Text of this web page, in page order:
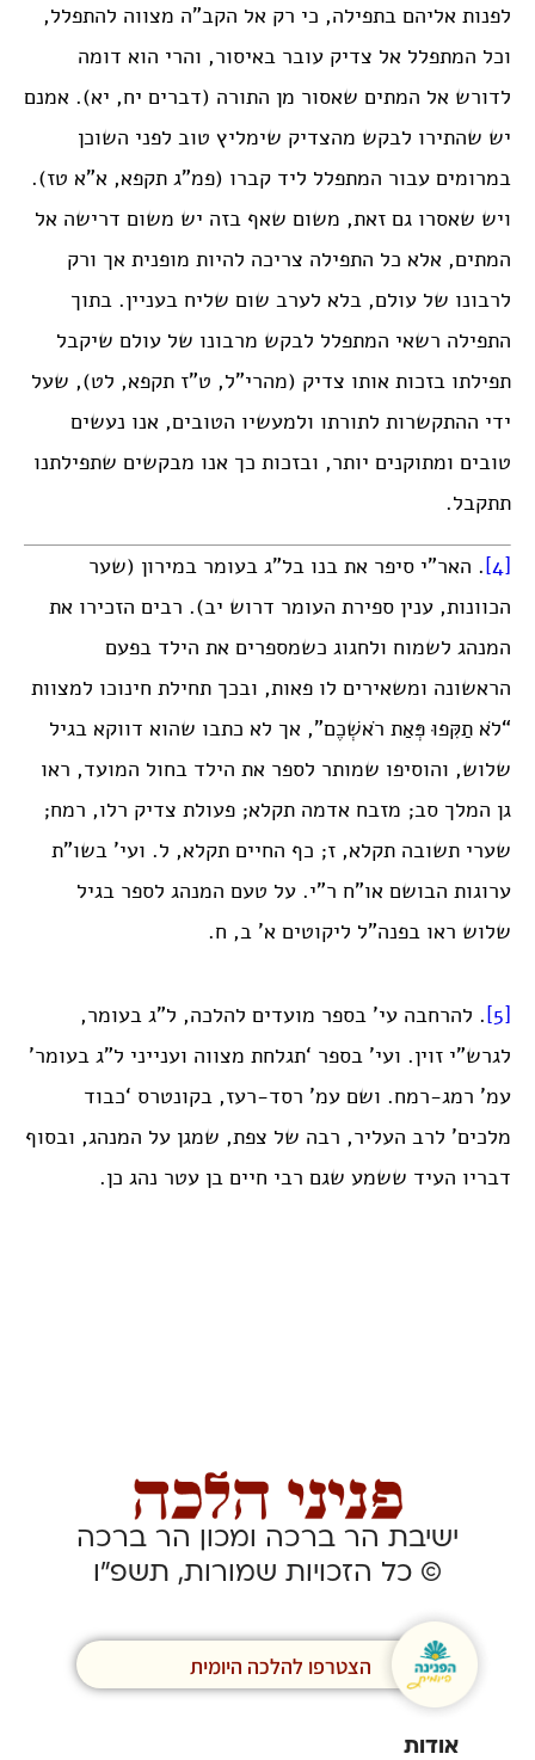
לפנות אליהם בתפילה, כי רק אל הקב”ה מצווה להתפלל,
וכל המתפלל אל צדיק עובר באיסור, והרי הוא דומה
לדורש אל המתים שאסור מן התורה (דברים יח, יא). אמנם
יש שהתירו לבקש מהצדיק שימליץ טוב לפני השוכן
במרומים עבור המתפלל ליד קברו (פמ”ג תקפא, א”א טז).
ויש שאסרו גם זאת, משום שאף בזה יש משום דרישה אל
המתים, אלא כל התפילה צריכה להיות מופנית אך ורק
לרבונו של עולם, בלא לערב שום שליח בעניין. בתוך
התפילה רשאי המתפלל לבקש מרבונו של עולם שיקבל
תפילתו בזכות אותו צדיק (מהרי”ל, ט”ז תקפא, לט), שעל
ידי ההתקשרות לתורתו ולמעשיו הטובים, אנו נעשים
טובים ומתוקנים יותר, ובזכות כך אנו מבקשים שתפילתנו
תתקבל.
[4]
. האר”י סיפר את בנו בל”ג בעומר במירון (שער
הכוונות, ענין ספירת העומר דרוש יב). רבים הזכירו את
המנהג לשמוח ולחגוג כשמספרים את הילד בפעם
הראשונה ומשאירים לו פאות, ובכך תחילת חינוכו למצוות
“לֹא תַקִּפוּ פְּאַת רֹאשְׁכֶם”, אך לא כתבו שהוא דווקא בגיל
שלוש, והוסיפו שמותר לספר את הילד בחול המועד, ראו
גן המלך סב; מזבח אדמה תקלא; פעולת צדיק רלו, רמח;
שערי תשובה תקלא, ז; כף החיים תקלא, ל. ועי’ בשו”ת
ערוגות הבושם או”ח ר”י. על טעם המנהג לספר בגיל
שלוש ראו בפנה”ל ליקוטים א’ ב, ח.
[5]
. להרחבה עי’ בספר מועדים להלכה, ל”ג בעומר,
לגרש”י זוין. ועי’ בספר ‘תגלחת מצווה וענייני ל”ג בעומר’
עמ’ רמג-רמח. ושם עמ’ רסד-רעז, בקונטרס ‘כבוד
מלכים’ לרב העליר, רבה של צפת, שמגן על המנהג, ובסוף
דבריו העיד ששמע שגם רבי חיים בן עטר נהג כן.
ישיבת הר ברכה ומכון הר ברכה
© כל הזכויות שמורות, תשפ”ו
הצטרפו להלכה היומית
אודות